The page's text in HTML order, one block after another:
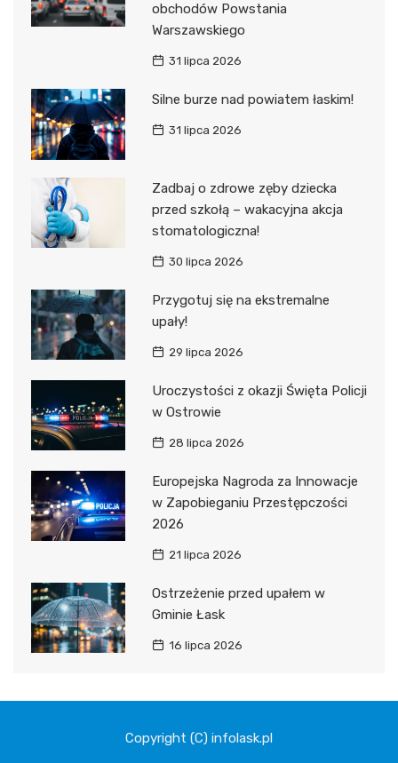
obchodów Powstania
Warszawskiego
31 lipca 2026
Silne burze nad powiatem łaskim!
31 lipca 2026
Zadbaj o zdrowe zęby dziecka
przed szkołą – wakacyjna akcja
stomatologiczna!
30 lipca 2026
Przygotuj się na ekstremalne
upały!
29 lipca 2026
Uroczystości z okazji Święta Policji
w Ostrowie
28 lipca 2026
Europejska Nagroda za Innowacje
w Zapobieganiu Przestępczości
2026
21 lipca 2026
Ostrzeżenie przed upałem w
Gminie Łask
16 lipca 2026
Copyright (C) infolask.pl